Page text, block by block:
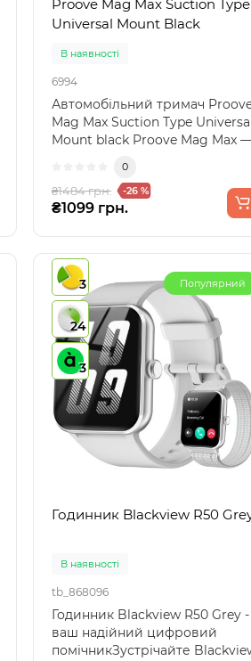
Proove Mag Max Suction Type
Universal Mount Black
В наявності
6994
Автомобільний тримач
Mag Max Suction Type
Mount black Proove Mag Max
0
₴1484 грн. -26 %
₴1099 грн.
3
24
3
Популярний
Годинник Blackview R50
В наявності
tb_868096
Годинник Blackview R50 Grey -
ваш надійний цифровий
помічникЗустрічайте